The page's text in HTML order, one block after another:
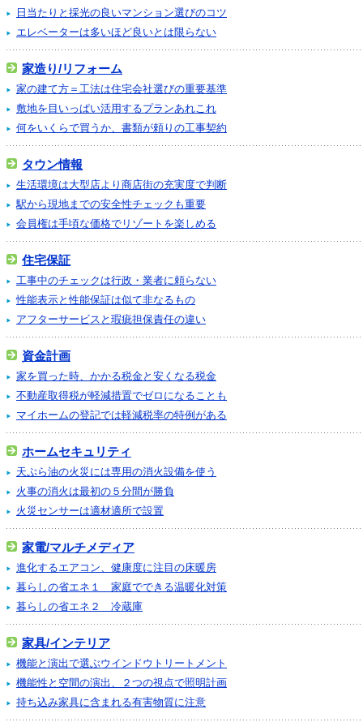
日当たりと採光の良いマンション選びのコツ
エレベーターは多いほど良いとは限らない
家造り/リフォーム
家の建て方＝工法は住宅会社選びの重要基準
敷地を目いっぱい活用するプランあれこれ
何をいくらで買うか、書類が頼りの工事契約
タウン情報
生活環境は大型店より商店街の充実度で判断
駅から現地までの安全性チェックも重要
会員権は手頃な価格でリゾートを楽しめる
住宅保証
工事中のチェックは行政・業者に頼らない
性能表示と性能保証は似て非なるもの
アフターサービスと瑕疵担保責任の違い
資金計画
家を買った時、かかる税金と安くなる税金
不動産取得税が軽減措置でゼロになることも
マイホームの登記では軽減税率の特例がある
ホームセキュリティ
天ぷら油の火災には専用の消火設備を使う
火事の消火は最初の５分間が勝負
火災センサーは適材適所で設置
家電/マルチメディア
進化するエアコン、健康度に注目の床暖房
暮らしの省エネ１ 家庭でできる温暖化対策
暮らしの省エネ２ 冷蔵庫
家具/インテリア
機能と演出で選ぶウインドウトリートメント
機能性と空間の演出、２つの視点で照明計画
持ち込み家具に含まれる有害物質に注意